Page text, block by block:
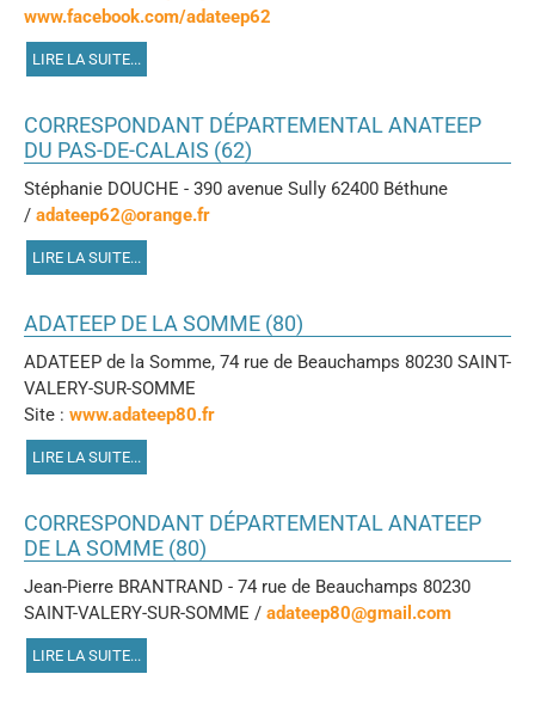
www.facebook.com/adateep62
LIRE LA SUITE...
CORRESPONDANT DÉPARTEMENTAL ANATEEP
DU PAS-DE-CALAIS (62)
Stéphanie DOUCHE - 390 avenue Sully 62400 Béthune
/ adateep62@orange.fr
LIRE LA SUITE...
ADATEEP DE LA SOMME (80)
ADATEEP de la Somme, 74 rue de Beauchamps 80230 SAINT-
VALERY-SUR-SOMME
Site : www.adateep80.fr
LIRE LA SUITE...
CORRESPONDANT DÉPARTEMENTAL ANATEEP
DE LA SOMME (80)
Jean-Pierre BRANTRAND - 74 rue de Beauchamps 80230
SAINT-VALERY-SUR-SOMME / adateep80@gmail.com
LIRE LA SUITE...